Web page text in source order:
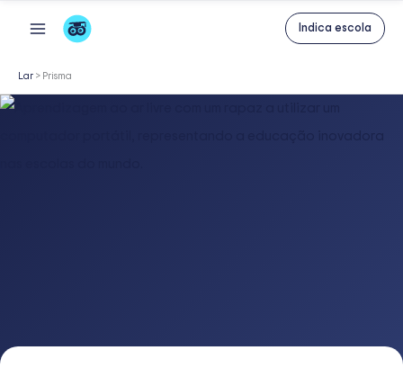
content
Indica escola
Lar > Prisma